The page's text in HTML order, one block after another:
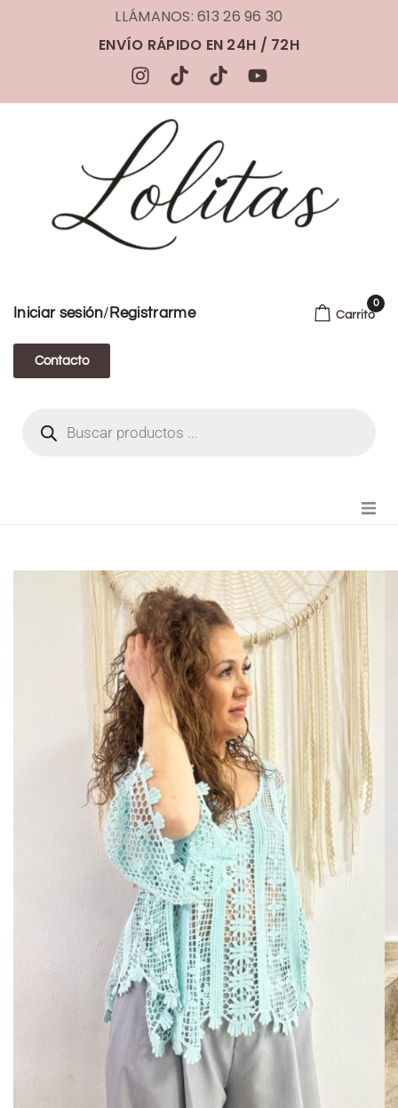
LLÁMANOS: 613 26 96 30
ENVÍO RÁPIDO EN 24H / 72H
Iniciar sesión/ Registrarme
Contacto
Carrito
0
FIANZA TIKTOK
MODA CHICA
BEAUTY
PERFUMES
BISUTERIA
BOLSOS Y MONEDEROS
CALZADO
COMPLEMENTOS
TECNOLOGIA
HOGAR